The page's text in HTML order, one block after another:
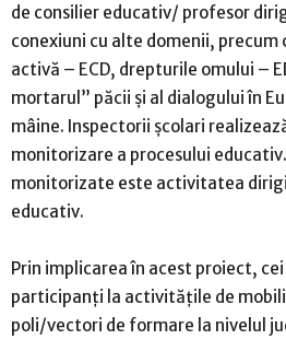
de consilier educativ/ profesor
conexiuni cu alte domenii,
activă – ECD, drepturile omului –
mortarul” păcii şi al dialogului în
mâine. Inspectorii școlari
monitorizare a procesului
monitorizate este activitatea
educativ.
Prin implicarea în acest proiect,
participanți la activitățile de
poli/vectori de formare la nivelul